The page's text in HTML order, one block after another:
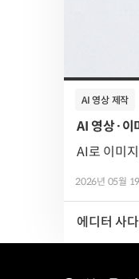
AI 영상 제작
AI 영상·이
AI로 이미
2026년 05월
에디터 사